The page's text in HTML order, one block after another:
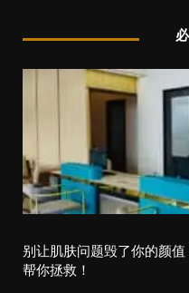
n
a
g
a
t
i
别让肌肤问题毁了你的颜
帮你拯救！